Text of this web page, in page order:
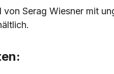
Serag Wiesner mit